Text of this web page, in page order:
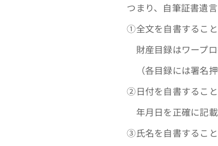
つまり、自筆証書遺言
①全文を自書すること
財産目録はワープロ
（各目録には署名押
➁日付を自書すること
年月日を正確に記載
③氏名を自書すること